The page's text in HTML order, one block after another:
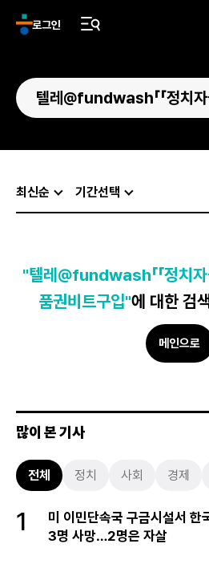
로그인
최신순 기간선택
"텔레@fundwash「「정치
품권비트구입"에 대한 검
메인으로
많이 본 기사
전체 정치 사회 경제
1
미 이민단속국 구금시설서 한
3명 사망…2명은 자살